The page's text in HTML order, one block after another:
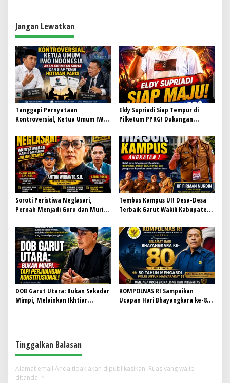
Jangan Lewatkan
Tanggapi Pernyataan
Kontroversial, Ketua Umum IWO
Temui Hotman Paris: Jaga
Marwah Pers Lewat Dialog
Terbuka
Eldy Supriadi Siap Tempur di
Pilketum PPRG! Dukungan
Majukan Organisasi
Soroti Peristiwa Neglasari,
Pernah Menjadi Guru dan Murid,
LBH PGRI Garut: Musyawarah
Harus Menjadi Jalan Utama
Tembus Kampus UI! Desa-Desa
Terbaik Garut Wakili Kabupaten
Kemendagri, Siap Bawa
Perubahan Nyata untuk
Masyarakat
DOB Garut Utara: Bukan Sekadar
Mimpi, Melainkan Ikhtiar
KOMPOLNAS RI Sampaikan
Ucapan Hari Bhayangkara ke-80:
Tinggalkan Balasan
Alamat email Anda tidak akan dipublikasikan. Ruas yang wajib
ditandai *